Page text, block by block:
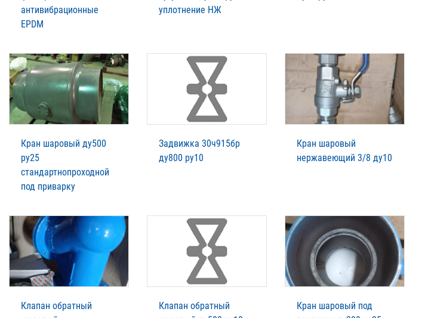
антивибрационные
EPDM
уплотнение НЖ
Кран шаровый ду500
ру25
стандартнопроходной
под приварку
Задвижка 30ч915бр
ду800 ру10
Кран шаровый
нержавеющий 3/8 ду10
Клапан обратный
Клапан обратный
Кран шаровый под